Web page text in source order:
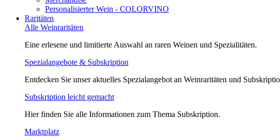
Personalisierter Wein - COLORVINO
Raritäten
Alle Weinraritäten
Eine erlesene und limitierte Auswahl an raren Weinen und Spezialitäten.
Spezialangebote & Subskription
Entdecken Sie unser aktuelles Spezialangebot an Weinraritäten und
Subskription leicht gemacht
Hier finden Sie alle Informationen zum Thema Subskription.
Marktplatz